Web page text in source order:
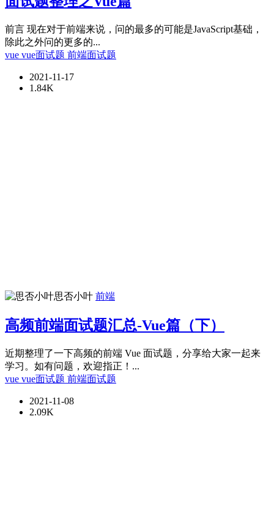
前言 现在对于前端来说，问的最多的可能是JavaScript基础，
除此之外问的更多的...
vue vue面试题 前端面试题
2021-11-17
1.84K
思否小叶 前端
高频前端面试题汇总-Vue篇（下）
近期整理了一下高频的前端 Vue 面试题，分享给大家一起来
学习。如有问题，欢迎指正！...
vue vue面试题 前端面试题
2021-11-08
2.09K